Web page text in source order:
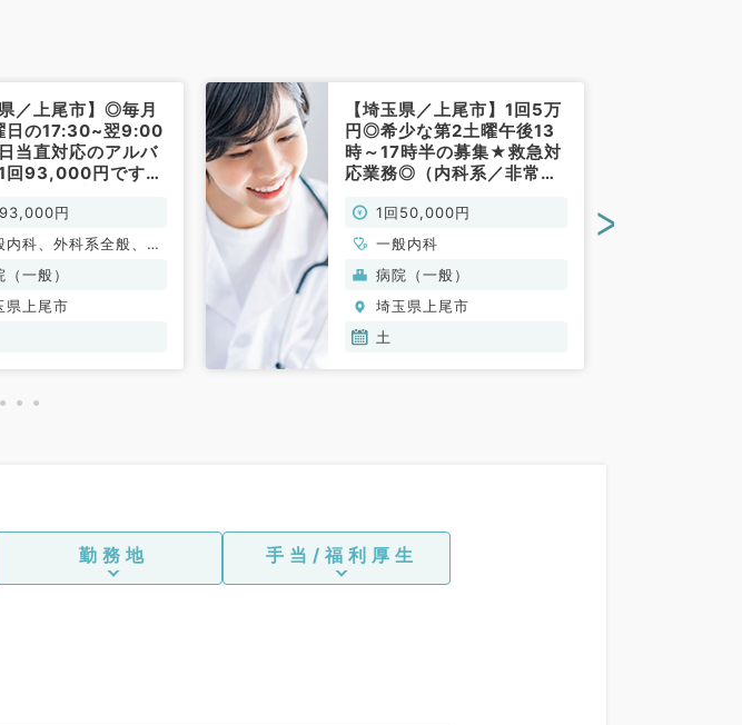
県／上尾市】◎毎月
日の17:30~翌9:00
当直対応のアルバ
回93,000円です
円
内科、外科系全般、一
（一般）
県上尾市
【埼玉県／上尾市】1回5万
円◎希少な第2土曜午後13
時～17時半の募集★救急対
応業務◎（内科系／非常
1回50,000円
一般内科
病院（一般）
埼玉県上尾市
土
>
勤務地 手当/福利厚生